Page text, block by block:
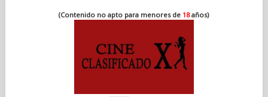
(Contenido no apto para menores de 18años)